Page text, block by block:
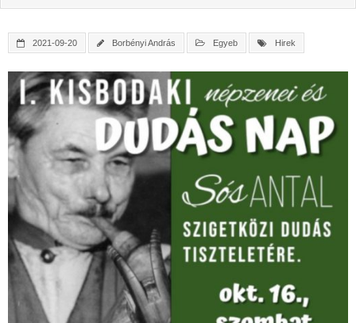
2021-09-20 Borbényi András Egyeb Hirek